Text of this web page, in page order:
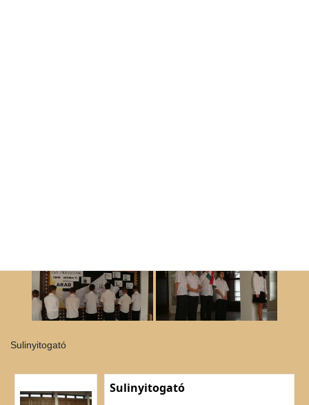
Sulinyitogató
Sulinyitogató